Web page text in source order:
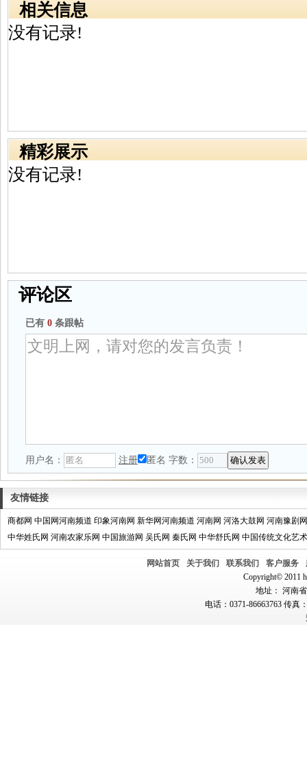
相关信息
没有记录!
精彩展示
没有记录!
评论区
已有 0 条跟帖
用户名： 注册 匿名 字数：
友情链接
商都网 中国网河南频道 印象河南网 新华网河南频道 河南网 河洛大鼓网 河南豫剧网
中华姓氏网 河南农家乐网 中国旅游网 吴氏网 秦氏网 中华舒氏网 中国传统文化艺
网站首页 关于我们 联系我们 客户服务
Copyright© 2011
地址： 河南
电话：0371-86663763 传真